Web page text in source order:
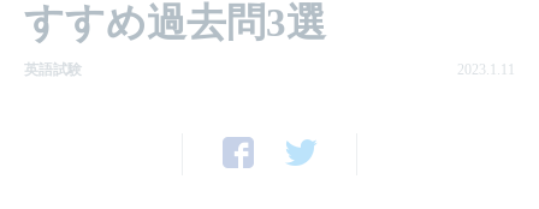
すすめ過去問3選
英語試験 2023.1.11